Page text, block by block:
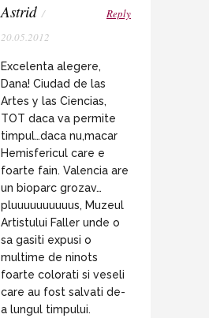
Astrid /
20.05.2012
Reply
Excelenta alegere,
Dana! Ciudad de las
Artes y las Ciencias,
TOT daca va permite
timpul…daca nu,macar
Hemisfericul care e
foarte fain. Valencia are
un bioparc grozav…
pluuuuuuuuuus, Muzeul
Artistului Faller unde o
sa gasiti expusi o
multime de ninots
foarte colorati si veseli
care au fost salvati de-
a lungul timpului.